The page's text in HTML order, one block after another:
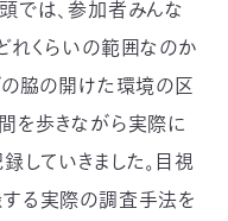
では、参加者みんな
くらいの範囲なのか
の脇の開けた環境の区
を歩きながら実際に
していきました。目視
る実際の調査手法を